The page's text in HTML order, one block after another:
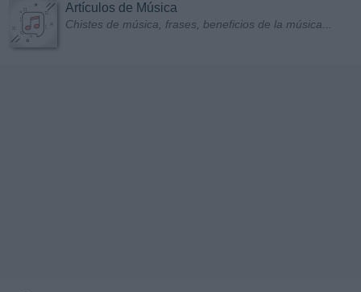
Artículos de Música
Chistes de música, frases, beneficios de la música...